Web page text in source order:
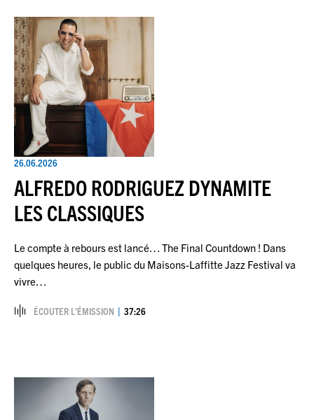
26.06.2026
ALFREDO RODRIGUEZ DYNAMITE
LES CLASSIQUES
Le compte à rebours est lancé… The Final Countdown ! Dans
quelques heures, le public du Maisons-Laffitte Jazz Festival va
vivre…
ÉCOUTER L’ÉMISSION 37:26